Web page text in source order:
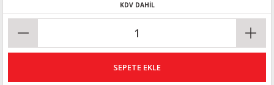
KDV DAHİL
SEPETE EKLE